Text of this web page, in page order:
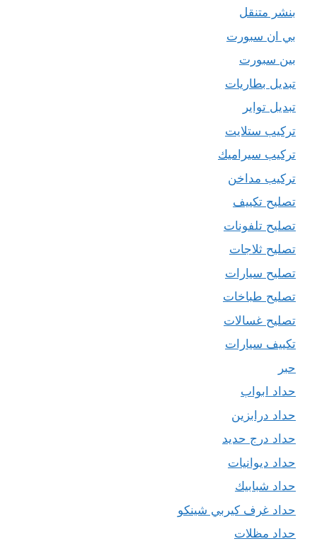
بنشر متنقل
بي ان سبورت
بين سبورت
تبديل بطاريات
تبديل تواير
تركيب ستلايت
تركيب سيراميك
تركيب مداخن
تصليح تكييف
تصليح تلفونات
تصليح ثلاجات
تصليح سيارات
تصليح طباخات
تصليح غسالات
تكييف سيارات
حبر
حداد ابواب
حداد درابزين
حداد درج حديد
حداد ديوانيات
حداد شبابيك
حداد غرف كيربي شينكو
حداد مظلات